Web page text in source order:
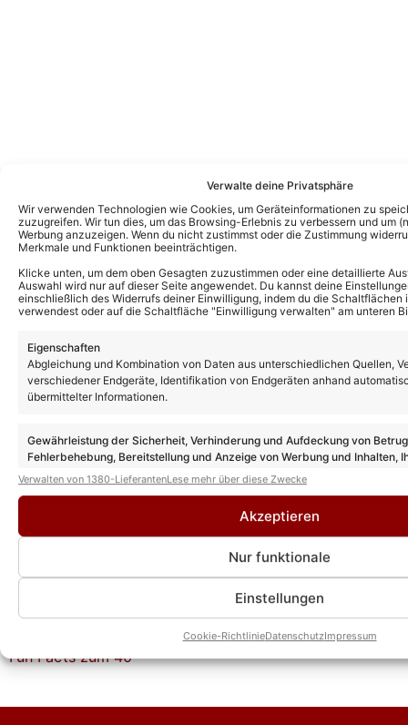
Verwalte deine Privatsphäre
Wir verwenden Technologien wie Cookies, um Geräteinformationen zu
zuzugreifen. Wir tun dies, um das Browsing-Erlebnis zu verbessern und um
Werbung anzuzeigen. Wenn du nicht zustimmst oder die Zustimmung
Merkmale und Funktionen beeinträchtigen.
Klicke unten, um dem oben Gesagten zuzustimmen oder eine detaillierte
Auswahl wird nur auf dieser Seite angewendet. Du kannst deine
einschließlich des Widerrufs deiner Einwilligung, indem du die
verwendest oder auf die Schaltfläche "Einwilligung verwalten" am unteren
Eigenschaften
Abgleichung und Kombination von Daten aus unterschiedlichen Quellen,
verschiedener Endgeräte, Identifikation von Endgeräten anhand
übermittelter Informationen.
Gewährleistung der Sicherheit, Verhinderung und Aufdeckung von
Fehlerbehebung, Bereitstellung und Anzeige von Werbung und Inhalten,
Entscheidungen zum Datenschutz speichern und übermitteln.
Verwalten von 1380-LieferantenLese mehr über diese Zwecke
Akzeptieren
Nur funktionale
Einstellungen
Cookie-RichtlinieDatenschutzImpressum
Das könnte Euch auch interessieren:
schon früher schauen könnt
Ausgabe: Diese Stars sind am 16.08.26
beim Motto „Italo-Schlager“ dabei
ZDF-Fernsehgarten Gäste heute: Diese
Stars sind am 02.08.26 dabei
ZDF-Fernsehgarten Gäste heute: Diese
Stars sind am 26.07.26 dabei